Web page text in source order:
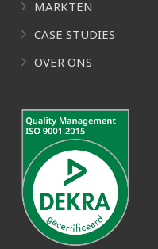
MARKTEN
CASE STUDIES
OVER ONS